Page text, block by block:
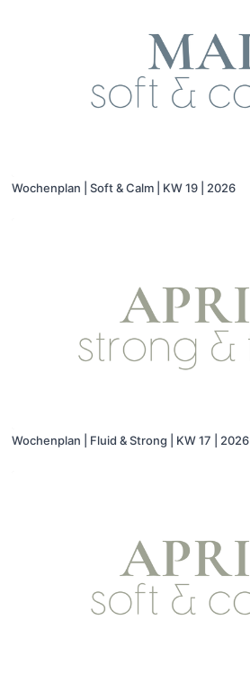
Wochenplan | Soft & Calm | KW 19 | 2026
Wochenplan | Fluid & Strong | KW 17 | 2026